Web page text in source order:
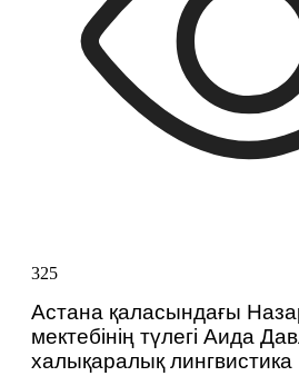
325
Астана қаласындағы
мектебінің түлегі Аида
халықаралық лингвистика